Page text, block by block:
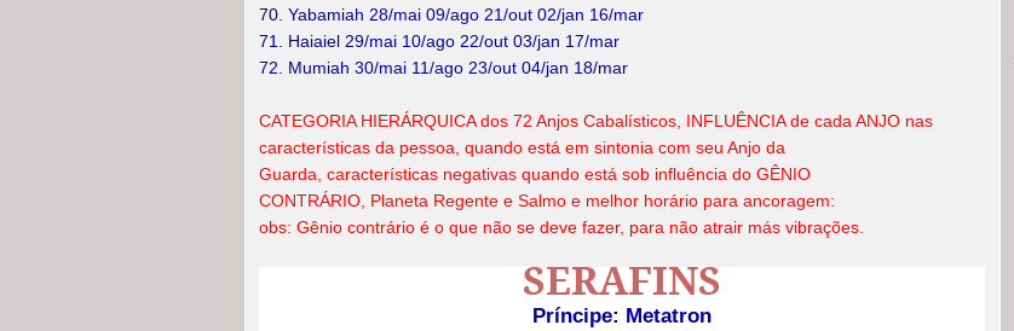
70. Yabamiah 28/mai 09/ago 21/out 02/jan 16/mar
71. Haiaiel 29/mai 10/ago 22/out 03/jan 17/mar
72. Mumiah 30/mai 11/ago 23/out 04/jan 18/mar
CATEGORIA HIERÁRQUICA dos 72 Anjos Cabalísticos, INFLUÊNCIA de cada ANJO nas
características da pessoa, quando está em sintonia com seu Anjo da
Guarda, características negativas quando está sob influência do GÊNIO
CONTRÁRIO, Planeta Regente e Salmo e melhor horário para ancoragem:
obs: Gênio contrário é o que não se deve fazer, para não atrair más vibrações.
SERAFINS
Príncipe: Metatron